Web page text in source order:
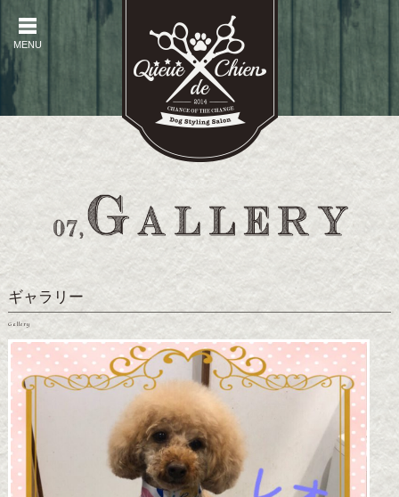
MENU
ギャラリー
Gallery